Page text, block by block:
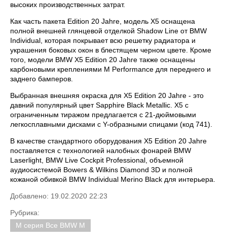
высоких производственных затрат.
Как часть пакета Edition 20 Jahre, модель X5 оснащена
полной внешней глянцевой отделкой Shadow Line от BMW
Individual, которая покрывает всю решетку радиатора и
украшения боковых окон в блестящем черном цвете. Кроме
того, модели BMW X5 Edition 20 Jahre также оснащены
карбоновыми креплениями M Performance для переднего и
заднего бамперов.
Выбранная внешняя окраска для X5 Edition 20 Jahre - это
давний популярный цвет Sapphire Black Metallic. X5 с
ограниченным тиражом предлагается с 21-дюймовыми
легкосплавными дисками с Y-образными спицами (код 741).
В качестве стандартного оборудования X5 Edition 20 Jahre
поставляется с технологией налобных фонарей BMW
Laserlight, BMW Live Cockpit Professional, объемной
аудиосистемой Bowers & Wilkins Diamond 3D и полной
кожаной обивкой BMW Individual Merino Black для интерьера.
Добавлено: 19.02.2020 22:23
Рубрика:
M серия Все BMW M